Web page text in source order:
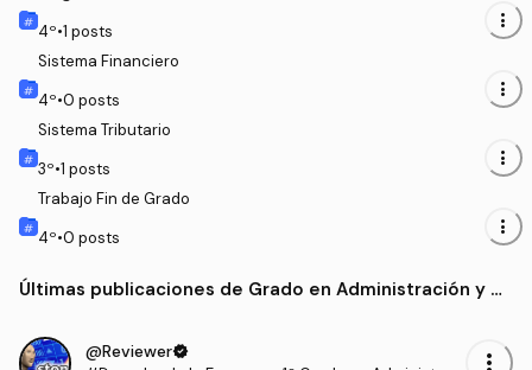
4º•1 posts more_vert
Sistema Financiero
4º•0 posts more_vert
Sistema Tributario
3º•1 posts more_vert
Trabajo Fin de Grado
4º•0 posts more_vert
Últimas publicaciones de Grado en Administración y Di
@Reviewerverified more_vert